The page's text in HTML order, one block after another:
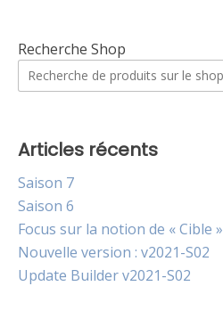
Recherche Shop
Articles récents
Saison 7
Saison 6
Focus sur la notion de « Cible »
Nouvelle version : v2021-S02
Update Builder v2021-S02